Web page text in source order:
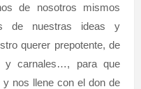
de nosotros mismos
de nuestras ideas y
querer prepotente, de
y carnales…, para que
nos llene con el don de